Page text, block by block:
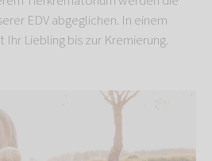
EDV abgeglichen. In einem
Liebling bis zur Kremierung.